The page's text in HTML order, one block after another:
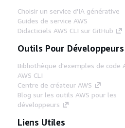
Choisir un service d'IA générative
Guides de service AWS
Didacticiels AWS CLI sur GitHub
Outils Pour Développeurs
Bibliothèque d'exemples de code
AWS CLI
Centre de créateur AWS
Blog sur les outils AWS pour les
développeurs
Liens Utiles